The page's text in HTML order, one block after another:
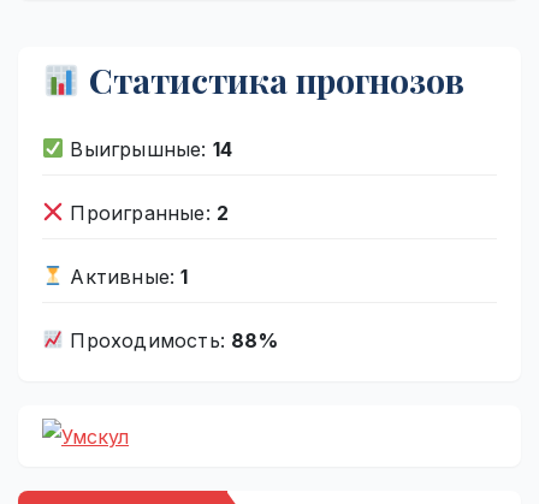
Статистика прогнозов
Выигрышные: 14
Проигранные: 2
Активные:1
Проходимость: 88%